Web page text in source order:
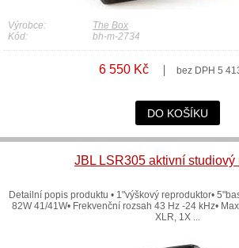
Výrobce:
The Box
Kód:
bh-m-2734
6 550 Kč bez DPH 5
DO KOŠÍKU
JBL LSR305 aktivní studiový
Detailní popis produktu • 1"výškový reproduktor•
82W 41/41W• Frekvenční rozsah 43 Hz -24 kHz•
XLR, 1X ...